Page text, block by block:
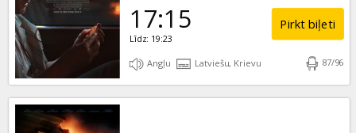
17:15
Līdz: 19:23
Pirkt biļeti
Angļu Latviešu, Krievu 87/96